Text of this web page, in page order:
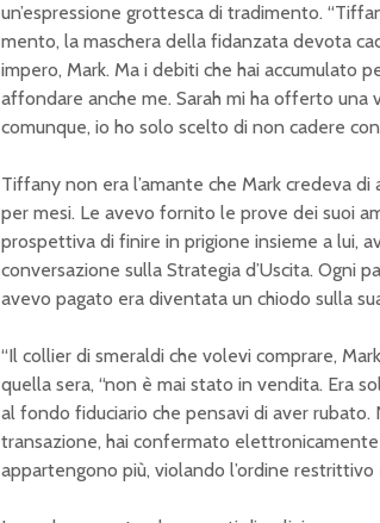
un’espressione grottesca di tradimento.
mento, la maschera della fidanzata devota
impero, Mark. Ma i debiti che hai accumulato
affondare anche me. Sarah mi ha offerto una
comunque, io ho solo scelto di non cadere con
Tiffany non era l’amante che Mark credeva
per mesi. Le avevo fornito le prove dei suoi
prospettiva di finire in prigione insieme a lui,
conversazione sulla Strategia d’Uscita. Ogni
avevo pagato era diventata un chiodo sulla
“Il collier di smeraldi che volevi comprare,
quella sera, “non è mai stato in vendita. Era
al fondo fiduciario che pensavi di aver
transazione, hai confermato
appartengono più, violando l’ordine restrittivo